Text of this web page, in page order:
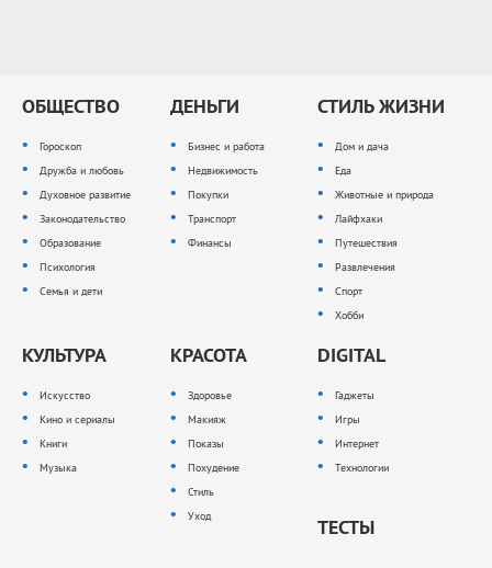
ОБЩЕСТВО
Гороскоп
Дружба и любовь
Духовное развитие
Законодательство
Образование
Психология
Семья и дети
ДЕНЬГИ
Бизнес и работа
Недвижимость
Покупки
Транспорт
Финансы
СТИЛЬ ЖИЗНИ
Дом и дача
Еда
Животные и природа
Лайфхаки
Путешествия
Развлечения
Спорт
Хобби
КУЛЬТУРА
Искусство
Кино и сериалы
Книги
Музыка
КРАСОТА
Здоровье
Макияж
Показы
Похудение
Стиль
Уход
DIGITAL
Гаджеты
Игры
Интернет
Технологии
ТЕСТЫ